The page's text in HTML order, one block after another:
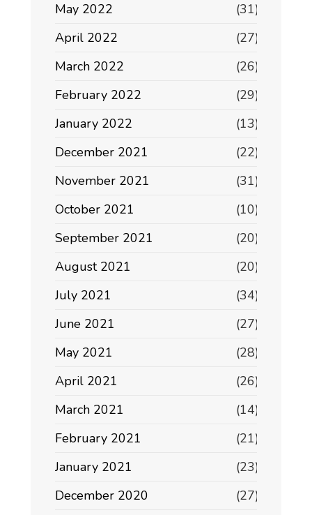
May 2022
(31)
April 2022
(27)
March 2022
(26)
February 2022
(29)
January 2022
(13)
December 2021
(22)
November 2021
(31)
October 2021
(10)
September 2021
(20)
August 2021
(20)
July 2021
(34)
June 2021
(27)
May 2021
(28)
April 2021
(26)
March 2021
(14)
February 2021
(21)
January 2021
(23)
December 2020
(27)